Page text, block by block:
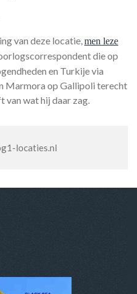
van deze locatie,men leze
die op
en Turkije via
Marmora op Gallipoli terecht
van wat hij daar zag.
locaties.nl